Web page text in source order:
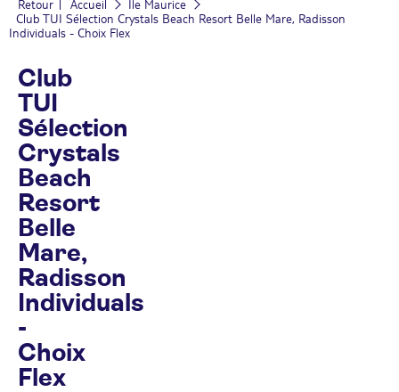
Retour Accueil
Ile Maurice
Club TUI Sélection Crystals Beach Resort Belle Mare, Radisson
Individuals - Choix Flex
Club
TUI
Sélection
Crystals
Beach
Resort
Belle
Mare,
Radisson
Individuals
-
Choix
Flex